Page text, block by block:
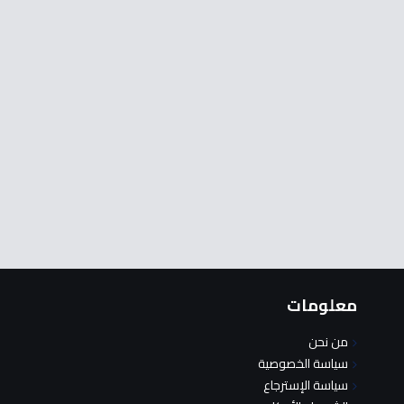
معلومات
من نحن
سياسة الخصوصية
سياسة الإسترجاع